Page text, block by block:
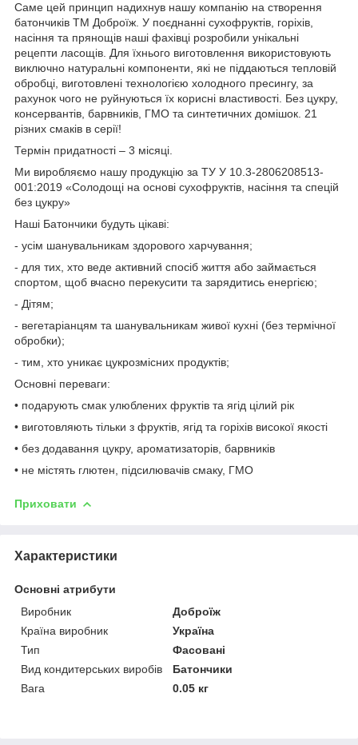
Саме цей принцип надихнув нашу компанію на створення
батончиків ТМ Доброїж. У поєднанні сухофруктів, горіхів,
насіння та прянощів наші фахівці розробили унікальні
рецепти ласощів. Для їхнього виготовлення використовують
виключно натуральні компоненти, які не піддаються тепловій
обробці, виготовлені технологією холодного пресингу, за
рахунок чого не руйнуються їх корисні властивості. Без цукру,
консервантів, барвників, ГМО та синтетичних домішок. 21
різних смаків в серії!
Термін придатності – 3 місяці.
Ми виробляємо нашу продукцію за ТУ У 10.3-2806208513-
001:2019 «Солодощі на основі сухофруктів, насіння та спецій
без цукру»
Наші Батончики будуть цікаві:
- усім шанувальникам здорового харчування;
- для тих, хто веде активний спосіб життя або займається
спортом, щоб вчасно перекусити та зарядитись енергією;
- Дітям;
- вегетаріанцям та шанувальникам живої кухні (без термічної
обробки);
- тим, хто уникає цукрозмісних продуктів;
Основні переваги:
• подарують смак улюблених фруктів та ягід цілий рік
• виготовляють тільки з фруктів, ягід та горіхів високої якості
• без додавання цукру, ароматизаторів, барвників
• не містять глютен, підсилювачів смаку, ГМО
Приховати
Характеристики
Основні атрибути
Виробник
Доброїж
Країна виробник
Україна
Тип
Фасовані
Вид кондитерських виробів
Батончики
Вага
0.05 кг